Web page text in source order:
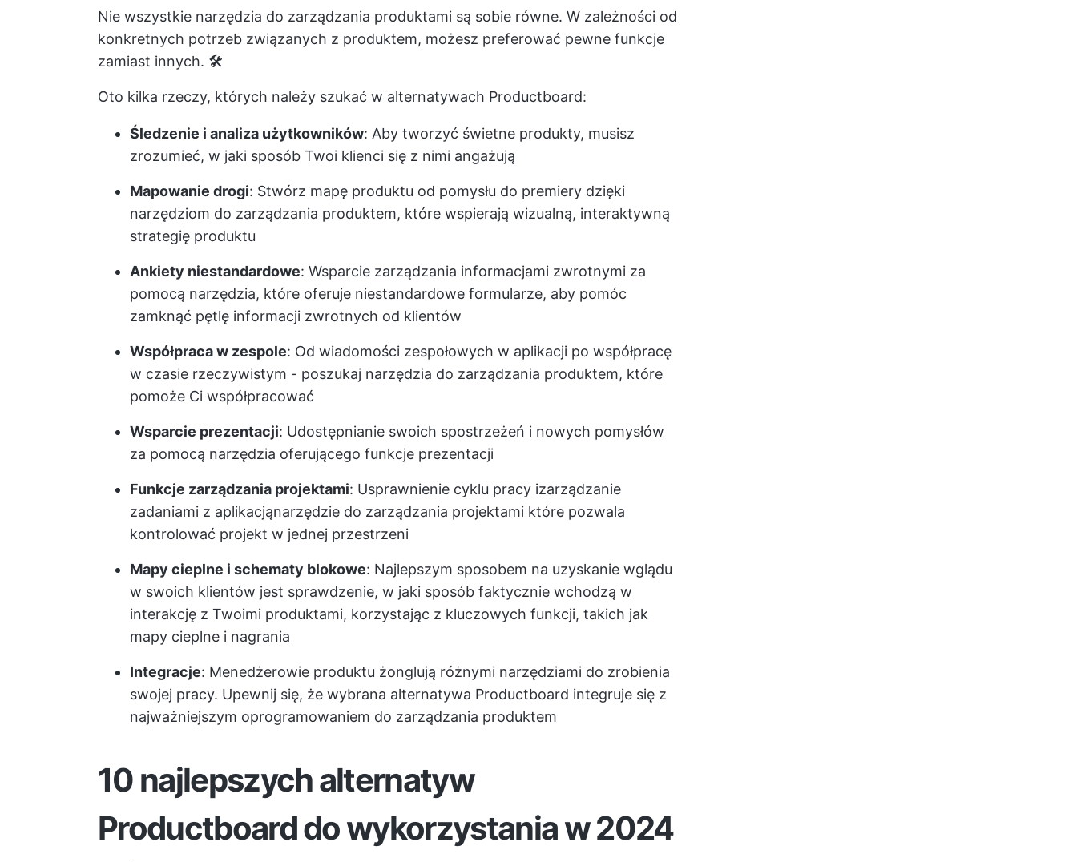
Nie wszystkie narzędzia do zarządzania produktami są sobie równe. W zależności od
konkretnych potrzeb związanych z produktem, możesz preferować pewne funkcje
zamiast innych. 🛠️
Oto kilka rzeczy, których należy szukać w alternatywach Productboard:
Śledzenie i analiza użytkowników: Aby tworzyć świetne produkty, musisz
zrozumieć, w jaki sposób Twoi klienci się z nimi angażują
Mapowanie drogi: Stwórz mapę produktu od pomysłu do premiery dzięki
narzędziom do zarządzania produktem, które wspierają wizualną, interaktywną
strategię produktu
Ankiety niestandardowe: Wsparcie zarządzania informacjami zwrotnymi za
pomocą narzędzia, które oferuje niestandardowe formularze, aby pomóc
zamknąć pętlę informacji zwrotnych od klientów
Współpraca w zespole: Od wiadomości zespołowych w aplikacji po współpracę
w czasie rzeczywistym - poszukaj narzędzia do zarządzania produktem, które
pomoże Ci współpracować
Wsparcie prezentacji: Udostępnianie swoich spostrzeżeń i nowych pomysłów
za pomocą narzędzia oferującego funkcje prezentacji
Funkcje zarządzania projektami: Usprawnienie cyklu pracy izarządzanie
zadaniami z aplikacjąnarzędzie do zarządzania projektami które pozwala
kontrolować projekt w jednej przestrzeni
Mapy cieplne i schematy blokowe: Najlepszym sposobem na uzyskanie wglądu
w swoich klientów jest sprawdzenie, w jaki sposób faktycznie wchodzą w
interakcję z Twoimi produktami, korzystając z kluczowych funkcji, takich jak
mapy cieplne i nagrania
Integracje: Menedżerowie produktu żonglują różnymi narzędziami do zrobienia
swojej pracy. Upewnij się, że wybrana alternatywa Productboard integruje się z
najważniejszym oprogramowaniem do zarządzania produktem
10 najlepszych alternatyw
Productboard do wykorzystania w 2024